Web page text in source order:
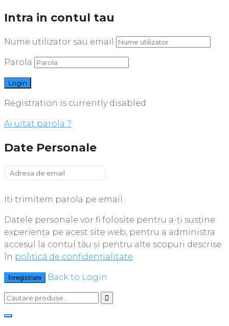
Intra in contul tau
Nume utilizator sau email
Parola
Registration is currently disabled
Ai uitat parola ?
Date Personale
Iti trimitem parola pe email.
Datele personale vor fi folosite pentru a-ți susține
experiența pe acest site web, pentru a administra
accesul la contul tău și pentru alte scopuri descrise
în politică de confidențialitate.
Inregistrare Back to Login